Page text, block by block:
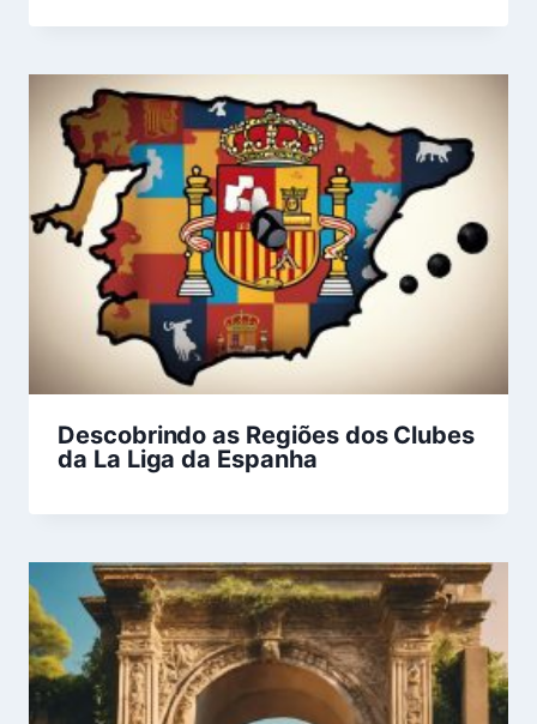
Descobrindo as Regiões dos Clubes
da La Liga da Espanha